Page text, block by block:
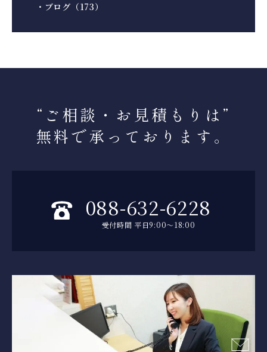
・ブログ（173）
“ご相談・お見積もりは ”
無料で承っております。
088-632-6228
受付時間 平日9:00～18:00